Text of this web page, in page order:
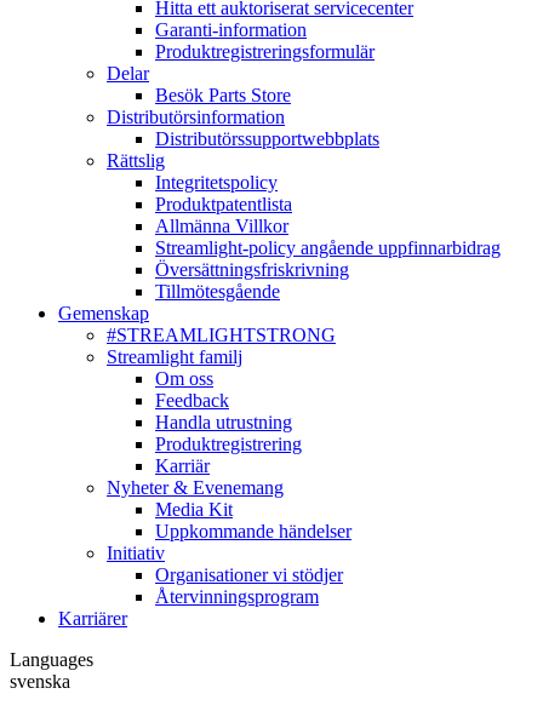
Hitta ett auktoriserat servicecenter
Garanti-information
Produktregistreringsformulär
Delar
Besök Parts Store
Distributörsinformation
Distributörssupportwebbplats
Rättslig
Integritetspolicy
Produktpatentlista
Allmänna Villkor
Streamlight-policy angående uppfinnarbidrag
Översättningsfriskrivning
Tillmötesgående
Gemenskap
#STREAMLIGHTSTRONG
Streamlight familj
Om oss
Feedback
Handla utrustning
Produktregistrering
Karriär
Nyheter & Evenemang
Media Kit
Uppkommande händelser
Initiativ
Organisationer vi stödjer
Återvinningsprogram
Karriärer
Languages
svenska